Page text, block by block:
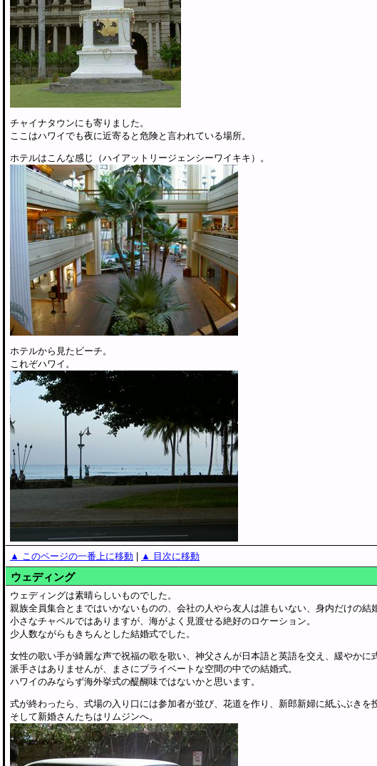
チャイナタウンにも寄りました。
ここはハワイでも夜に近寄ると危険と言われている場所。
ホテルはこんな感じ（ハイアットリージェンシーワイキキ）。
ホテルから見たビーチ。
これぞハワイ。
▲ このページの一番上に移動 ▲ 目次に移動
ウェディング
ウェディングは素晴らしいものでした。
親族全員集合とまではいかないものの、会社の人やら友人は誰もいない、身内だけの結
小さなチャペルではありますが、海がよく見渡せる絶好のロケーション。
少人数ながらもきちんとした結婚式でした。
女性の歌い手が綺麗な声で祝福の歌を歌い、神父さんが日本語と英語を交え、緩やかに
派手さはありませんが、まさにプライベートな空間の中での結婚式。
ハワイのみならず海外挙式の醍醐味ではないかと思います。
式が終わったら、式場の入り口には参加者が並び、花道を作り、新郎新婦に紙ふぶきを
そして新婚さんたちはリムジンへ。